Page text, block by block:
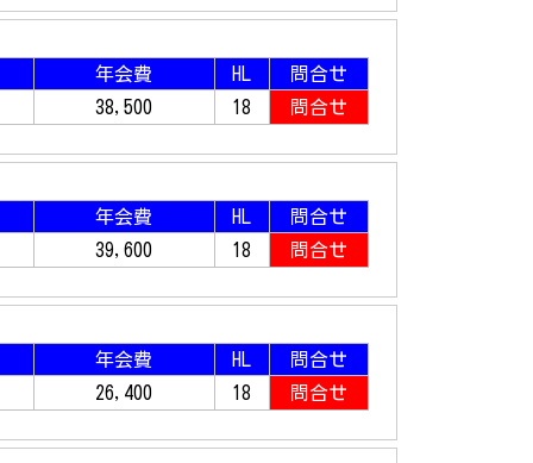
年会費 HL
問合せ
38,500
18 問合せ
年会費 HL
問合せ
39,600
18 問合せ
年会費 HL
問合せ
26,400
18 問合せ